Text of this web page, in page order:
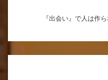
『出会い』で人は作ら